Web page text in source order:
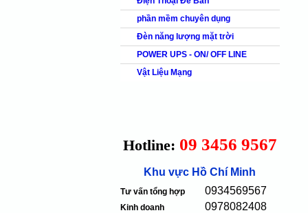
phần mềm chuyên dụng
Đèn năng lượng mặt trời
POWER UPS - ON/ OFF LINE
Vật Liệu Mạng
Hotline: 09 3456 9567
Khu vực Hồ Chí Minh
Tư vấn tổng hợp 0934569567
Kinh doanh 0978082408